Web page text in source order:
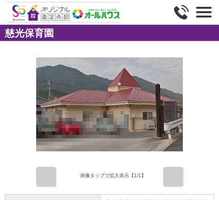
慈光保育園
画像タップで拡大表示【1/1】